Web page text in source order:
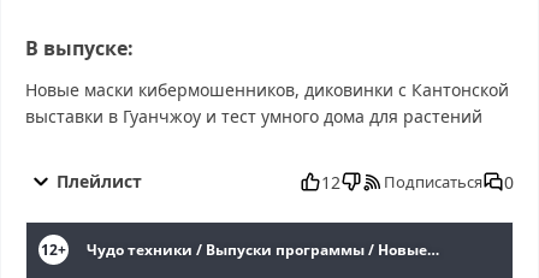
В выпуске:
Новые маски кибермошенников, диковинки с Кантонской
выставки в Гуанчжоу и тест умного дома для растений
Чудо техники от 30.11.2025 смотреть онлайн, Чудо техники от
30.11.2025 последний выпуск, Чудо техники от 30.11.2025
сегодня смотреть, Чудо техники от 30.11.2025 выпуск онлайн,
Плейлист 12 Подписаться 0